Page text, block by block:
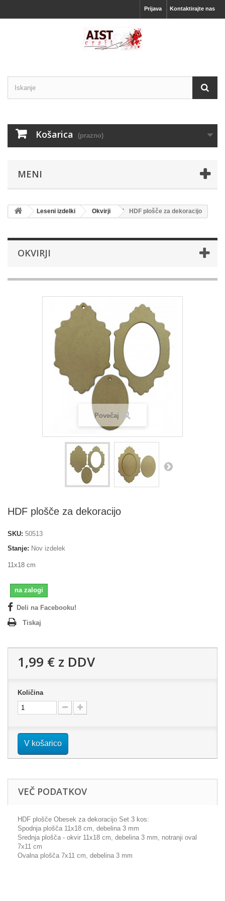
Kontaktirajte nas
Prijava
Košarica (prazno)
MENI
Leseni izdelki Okvirji HDF plošče za dekoracijo
OKVIRJI
Povečaj
HDF plošče za dekoracijo
SKU: 50513
Stanje: Nov izdelek
11x18 cm
na zalogi
Deli na Facebooku!
Tiskaj
1,99 € z DDV
Količina
V košarico
VEČ PODATKOV
HDF plošče Obesek za dekoracijo Set 3 kos:
Spodnja plošča 11x18 cm, debelina 3 mm
Srednja plošča - okvir 11x18 cm, debelina 3 mm, notranji oval
7x11 cm
Ovalna plošča 7x11 cm, debelina 3 mm